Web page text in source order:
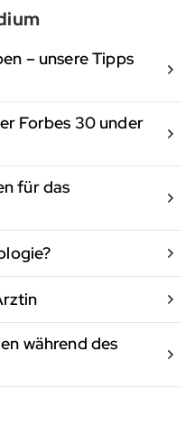
– unsere Tipps
Forbes 30 under
für das
während des